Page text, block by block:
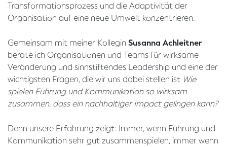
Transformationsprozess und die Adaptivität der
Organisation auf eine neue Umwelt konzentrieren.
Gemeinsam mit meiner Kollegin Susanna Achleitner
berate ich Organisationen und Teams für wirksame
Veränderung und sinnstiftendes Leadership und eine der
wichtigsten Fragen, die wir uns dabei stellen ist Wie
spielen Führung und Kommunikation so wirksam
zusammen, dass ein nachhaltiger Impact gelingen kann?
Denn unsere Erfahrung zeigt: Immer, wenn Führung und
Kommunikation sehr gut zusammenspielen, immer wenn